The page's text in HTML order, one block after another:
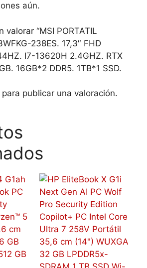
aún.
valorar “MSI PORTATIL
238ES. 17,3″ FHD
I7-13620H 2.4GHZ. RTX
16GB*2 DDR5. 1TB*1 SSD.
para publicar una valoración.